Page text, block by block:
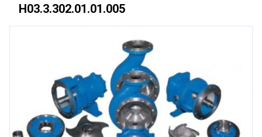
Н03.3.302.01.01.005